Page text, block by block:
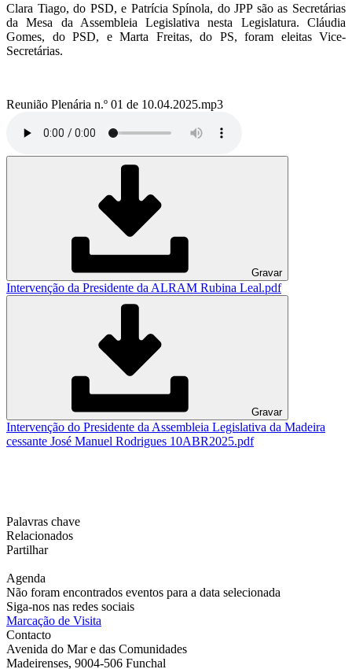
Clara Tiago, do PSD, e Patrícia Spínola, do JPP são as Secretárias
da Mesa da Assembleia Legislativa nesta Legislatura. Cláudia
Gomes, do PSD, e Marta Freitas, do PS, foram eleitas Vice-
Secretárias.
Reunião Plenária n.º 01 de 10.04.2025.mp3
Gravar
Intervenção da Presidente da ALRAM Rubina Leal.pdf
Gravar
Intervenção do Presidente da Assembleia Legislativa da Madeira
cessante José Manuel Rodrigues 10ABR2025.pdf
Palavras chave
Relacionados
Partilhar
Agenda
Não foram encontrados eventos para a data selecionada
Siga-nos nas redes sociais
Marcação de Visita
Contacto
Avenida do Mar e das Comunidades
Madeirenses, 9004-506 Funchal